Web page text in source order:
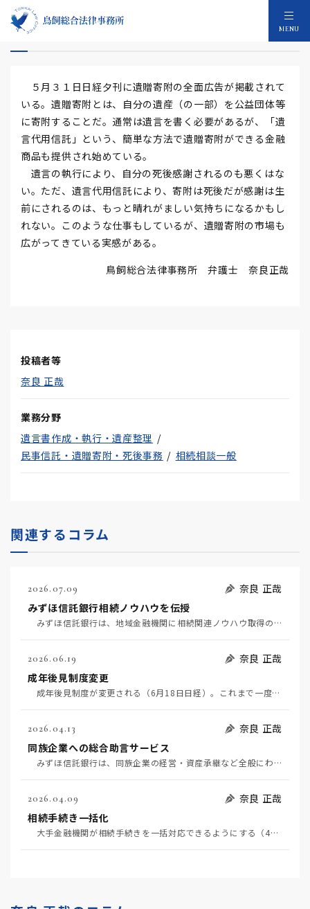
MENU
遺贈寄附市場の広がり
５月３１日日経夕刊に遺贈寄附の全面広告が掲載されて
いる。遺贈寄附とは、自分の遺産（の一部）を公益団体等
に寄附することだ。通常は遺言を書く必要があるが、「遺
言代用信託」という、簡単な方法で遺贈寄附ができる金融
商品も提供され始めている。
遺言の執行により、自分の死後感謝されるのも悪くはな
い。ただ、遺言代用信託により、寄附は死後だが感謝は生
前にされるのは、もっと晴れがましい気持ちになるかもし
れない。このような仕事もしているが、遺贈寄附の市場も
広がってきている実感がある。
鳥飼総合法律事務所 弁護士 奈良正哉
投稿者等
奈良 正哉
業務分野
遺言書作成・執行・遺産整理
民事信託・遺贈寄附・死後事務
相続相談一般
関連するコラム
2026.07.09
奈良 正哉
みずほ信託銀行相続ノウハウを伝授
みずほ信託銀行は、地域金融機関に相続関連ノウハウ取得のためのサブスクサービスを提供する。 ゼロ金…
2026.06.19
奈良 正哉
成年後見制度変更
成年後見制度が変更される（6月18日日経）。これまで一度後見人が就くと終身だったのが、途中でやめら…
2026.04.13
奈良 正哉
同族企業への総合助言サービス
みずほ信託銀行は、同族企業の経営・資産承継など全般にわたる助言サービスを開始する（4月7日日経）。…
2026.04.09
奈良 正哉
相続手続き一括化
大手金融機関が相続手続きを一括対応できるようにする（4月9日日経）。「一括」が何を示すのかわからな…